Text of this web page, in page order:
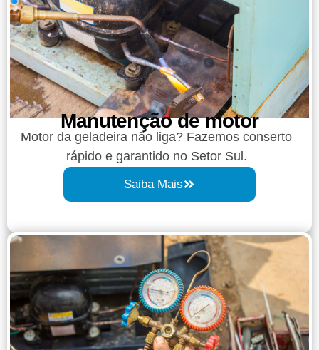
Manutenção de motor
Motor da geladeira não liga? Fazemos conserto
rápido e garantido no Setor Sul.
Saiba Mais